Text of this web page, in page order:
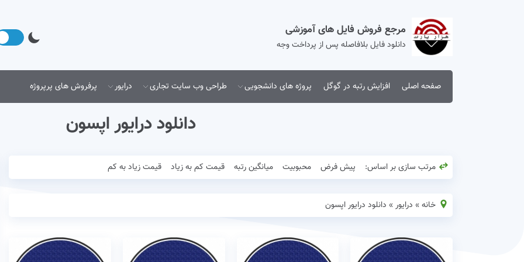
مرجع فروش فایل های آموزشی
دانلود فایل بلافاصله پس از پرداخت وجه
صفحه اصلی افزایش رتبه در گوگل پروژه های دانشجویی طراحی وب سایت تجاری درایور پرفروش های پرپروژه
دانلود درایور اپسون
مرتب سازی بر اساس: پیش فرض محبوبیت میانگین رتبه قیمت کم به زیاد قیمت زیاد به کم
خانه» درایور» دانلود درایور اپسون